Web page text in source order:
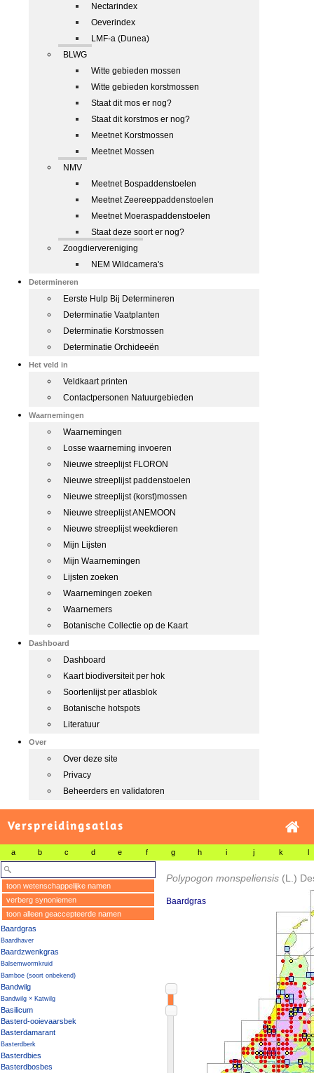
Nectarindex
Oeverindex
LMF-a (Dunea)
BLWG
Witte gebieden mossen
Witte gebieden korstmossen
Staat dit mos er nog?
Staat dit korstmos er nog?
Meetnet Korstmossen
Meetnet Mossen
NMV
Meetnet Bospaddenstoelen
Meetnet Zeereeppaddenstoelen
Meetnet Moeraspaddenstoelen
Staat deze soort er nog?
Zoogdiervereniging
NEM Wildcamera's
Determineren
Eerste Hulp Bij Determineren
Determinatie Vaatplanten
Determinatie Korstmossen
Determinatie Orchideeën
Het veld in
Veldkaart printen
Contactpersonen Natuurgebieden
Waarnemingen
Waarnemingen
Losse waarneming invoeren
Nieuwe streeplijst FLORON
Nieuwe streeplijst paddenstoelen
Nieuwe streeplijst (korst)mossen
Nieuwe streeplijst ANEMOON
Nieuwe streeplijst weekdieren
Mijn Lijsten
Mijn Waarnemingen
Lijsten zoeken
Waarnemingen zoeken
Waarnemers
Botanische Collectie op de Kaart
Dashboard
Dashboard
Kaart biodiversiteit per hok
Soortenlijst per atlasblok
Botanische hotspots
Literatuur
Over
Over deze site
Privacy
Beheerders en validatoren
Verspreidingsatlas
a b c d e f g h i j k l
toon wetenschappelijke namen
verberg synoniemen
toon alleen geaccepteerde namen
Baardgras
Baardhaver
Baardzwenkgras
Balsemwormkruid
Bamboe (soort onbekend)
Bandwilg
Bandwilg × Katwilg
Basilicum
Basterd-ooievaarsbek
Basterdamarant
Basterdberk
Basterdbies
Basterdbosbes
Polypogon monspeliensis (L.)
Baardgras